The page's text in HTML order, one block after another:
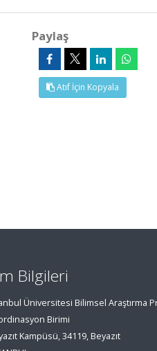
Paylaş
Atıf İçin Kopyala
Bilgileri
Üniversitesi Bilimsel Araştırma
Birimi
Kampüsü, 34119, Beyazıt